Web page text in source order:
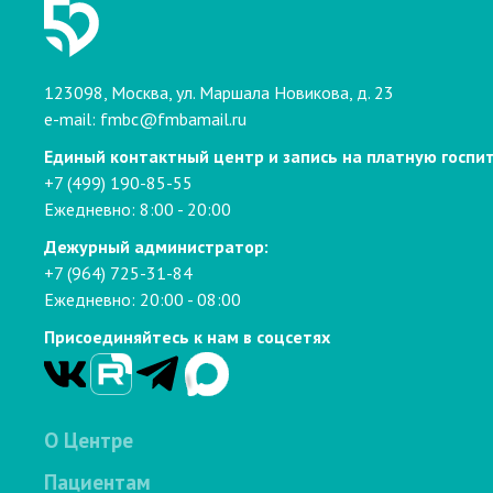
123098, Москва, ул. Маршала Новикова, д. 23
e-mail: fmbc@fmbamail.ru
Единый контактный центр и запись на платную
+7 (499) 190-85-55
Ежедневно: 8:00 - 20:00
Дежурный администратор:
+7 (964) 725-31-84
Ежедневно: 20:00 - 08:00
Присоединяйтесь к нам в соцсетях
О Центре
Пациентам